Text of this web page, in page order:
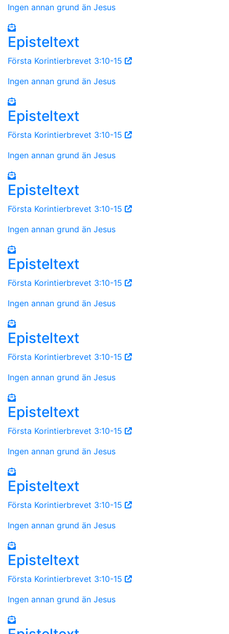
Ingen annan grund än Jesus
Episteltext
Första Korintierbrevet 3:10-15
Ingen annan grund än Jesus
Episteltext
Första Korintierbrevet 3:10-15
Ingen annan grund än Jesus
Episteltext
Första Korintierbrevet 3:10-15
Ingen annan grund än Jesus
Episteltext
Första Korintierbrevet 3:10-15
Ingen annan grund än Jesus
Episteltext
Första Korintierbrevet 3:10-15
Ingen annan grund än Jesus
Episteltext
Första Korintierbrevet 3:10-15
Ingen annan grund än Jesus
Episteltext
Första Korintierbrevet 3:10-15
Ingen annan grund än Jesus
Episteltext
Första Korintierbrevet 3:10-15
Ingen annan grund än Jesus